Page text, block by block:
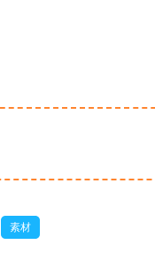
素材